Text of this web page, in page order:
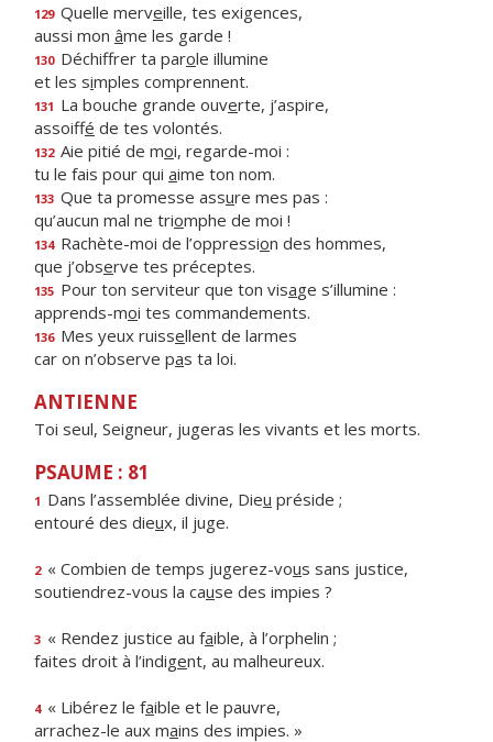
129 Quelle merveille, tes exigences,
aussi mon âme les garde !
130 Déchiffrer ta parole illumine
et les simples comprennent.
131 La bouche grande ouverte, j’aspire,
assoiffé de tes volontés.
132 Aie pitié de moi, regarde-moi :
tu le fais pour qui aime ton nom.
133 Que ta promesse assure mes pas :
qu’aucun mal ne triomphe de moi !
134 Rachète-moi de l’oppression des hommes,
que j’observe tes préceptes.
135 Pour ton serviteur que ton visage s’illumine :
apprends-moi tes commandements.
136 Mes yeux ruissellent de larmes
car on n’observe pas ta loi.
ANTIENNE
Toi seul, Seigneur, jugeras les vivants et les morts.
PSAUME : 81
1 Dans l’assemblée divine, Dieu préside ;
entouré des dieux, il juge.
2 « Combien de temps jugerez-vous sans justice,
soutiendrez-vous la cause des impies ?
3 « Rendez justice au faible, à l’orphelin ;
faites droit à l’indigent, au malheureux.
4 « Libérez le faible et le pauvre,
arrachez-le aux mains des impies. »